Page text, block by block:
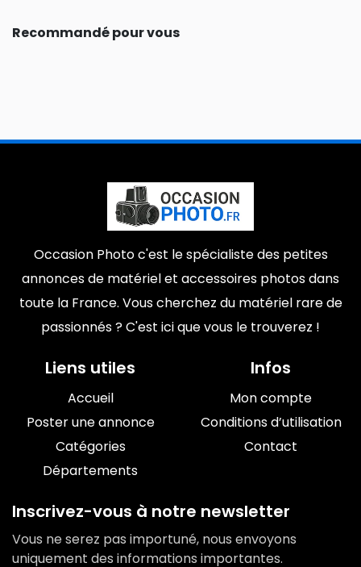
Recommandé pour vous
Occasion Photo c'est le spécialiste des petites
annonces de matériel et accessoires photos dans
toute la France. Vous cherchez du matériel rare de
passionnés ? C'est ici que vous le trouverez !
Liens utiles
Accueil
Poster une annonce
Catégories
Départements
Infos
Mon compte
Conditions d’utilisation
Contact
Inscrivez-vous à notre newsletter
Vous ne serez pas importuné, nous envoyons
uniquement des informations importantes.